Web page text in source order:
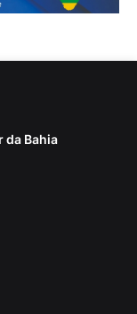
da Bahia